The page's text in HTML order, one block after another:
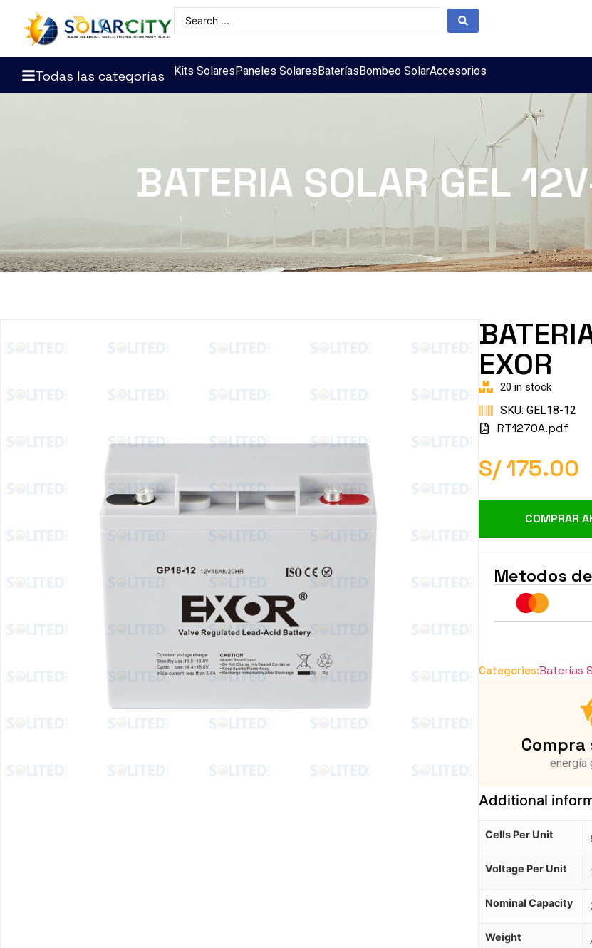
Todas las categorías Kits SolaresPaneles SolaresBateríasBombeo SolarAccesorios
BATERIA SOLAR GEL
EXOR
20 in stock
SKU: GEL18-12
RT1270A.pdf
S/175.00
COMPRAR
Metodos
Categories:Baterías
energía
Additional
Cells Per Unit
Voltage Per Unit
Nominal Capacity
Weight